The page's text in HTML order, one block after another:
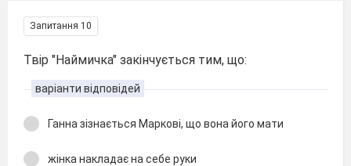
Запитання 10
Твір "Наймичка" закінчується тим, що:
варіанти відповідей
Ганна зізнається Маркові, що вона його мати
жінка накладає на себе руки